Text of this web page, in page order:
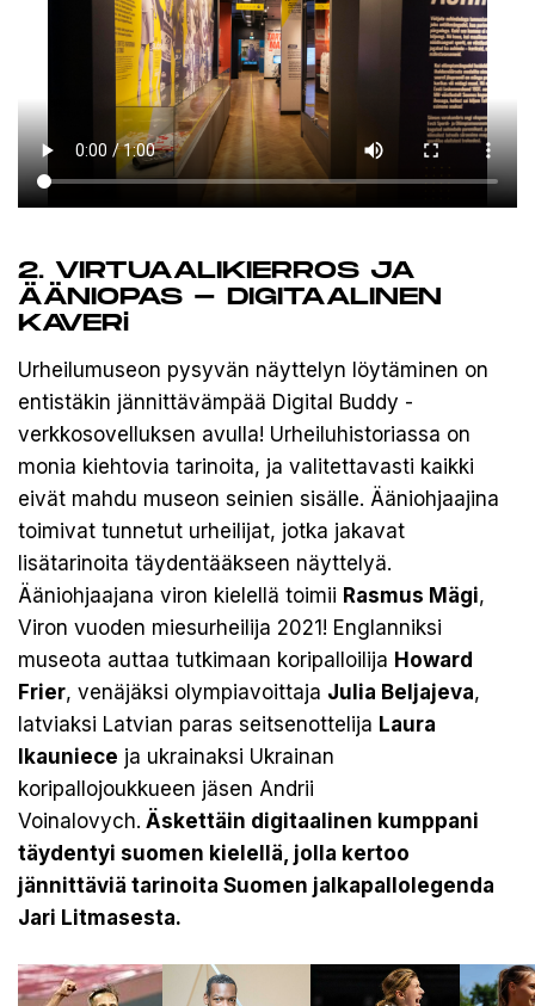
2. VIRTUAALIKIERROS JA
ÄÄNIOPAS - DIGITAALINEN
KAVERi
Urheilumuseon pysyvän näyttelyn löytäminen on
entistäkin jännittävämpää Digital Buddy -
verkkosovelluksen avulla! Urheiluhistoriassa on
monia kiehtovia tarinoita, ja valitettavasti kaikki
eivät mahdu museon seinien sisälle. Ääniohjaajina
toimivat tunnetut urheilijat, jotka jakavat
lisätarinoita täydentääkseen näyttelyä.
Ääniohjaajana viron kielellä toimii Rasmus Mägi,
Viron vuoden miesurheilija 2021! Englanniksi
museota auttaa tutkimaan koripalloilija Howard
Frier, venäjäksi olympiavoittaja Julia Beljajeva,
latviaksi Latvian paras seitsenottelija Laura
Ikauniece ja ukrainaksi Ukrainan
koripallojoukkueen jäsen Andrii
Voinalovych. Äskettäin digitaalinen kumppani
täydentyi suomen kielellä, jolla kertoo
jännittäviä tarinoita Suomen jalkapallolegenda
Jari Litmasesta.